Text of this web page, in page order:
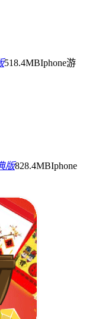
518.4MBIphone游
版828.4MBIphone